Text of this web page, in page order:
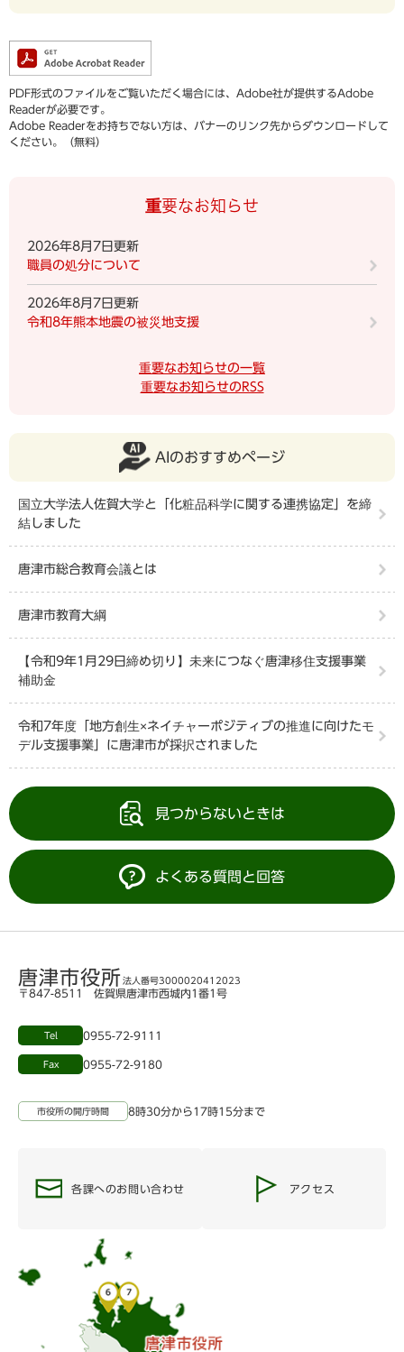
PDF形式のファイルをご覧いただく場合には、Adobe社が提供するAdobe
Readerが必要です。
Adobe Readerをお持ちでない方は、バナーのリンク先からダウンロードして
ください。（無料）
重要なお知らせ
2026年8月7日更新
職員の処分について
2026年8月7日更新
令和8年熊本地震の被災地支援
重要なお知らせの一覧
重要なお知らせのRSS
AIのおすすめページ
国立大学法人佐賀大学と「化粧品科学に関する連携協定」を締
結しました
唐津市総合教育会議とは
唐津市教育大綱
【令和9年1月29日締め切り】未来につなぐ唐津移住支援事業
補助金
令和7年度「地方創生×ネイチャーポジティブの推進に向けたモ
デル支援事業」に唐津市が採択されました
見つからないときは
よくある質問と回答
唐津市役所 法人番号3000020412023
〒847-8511 佐賀県唐津市西城内1番1号
Tel 0955-72-9111
Fax 0955-72-9180
市役所の開庁時間 8時30分から17時15分まで
各課へのお問い合わせ アクセス